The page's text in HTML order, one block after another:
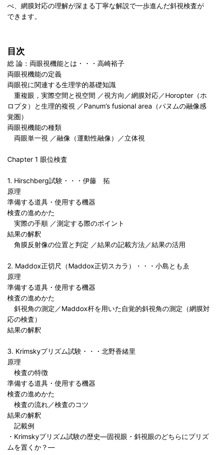
べ、網膜対応の理解が深まる丁寧な解説で一歩進んだ斜視検査が
できます。
目次
総 論：両眼視機能とは・・・高崎裕子
両眼視機能の定義
両眼視に関連する生理学的基礎知識
重複眼，実際空間と視空間 ／視方向／網膜対応／Horopter（ホ
ロプタ）と生理的複視 ／Panum’s fusional area（パヌムの融像感
覚圏）
両眼視機能の種類
両眼単一視 ／融像（運動性融像）／立体視
Chapter 1 眼位検査
1. Hirschberg試験・・・伊藤 拓
原理
準備する道具・使用する機器
検査の進めかた
実際の手順 ／測定する際のポイント
結果の解釈
角膜反射像の位置と判定 ／結果の記載方法／結果の活用
2. Maddox正切尺（Maddox正切スカラ）・・・小島ともゑ
原理
準備する道具・使用する機器
検査の進めかた
斜視角の測定／Maddox杆を用いた自覚的斜視角の測定（網膜対
応の検査）
結果の解釈
3. Krimskyプリズム試験・・・北野香緒里
原理
検査の特徴
準備する道具・使用する機器
検査の進めかた
検査の流れ／検査のコツ
結果の解釈
記載例
・Krimskyプリズム試験の歴史―固視眼・斜視眼のどちらにプリズ
ムを置くか？―